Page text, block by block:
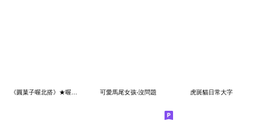
可愛馬尾女孩-沒問題 虎斑貓日常大字